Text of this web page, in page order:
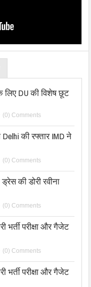
लिए DU की विशेष छूट
(0) Comments
की रफ्तार IMD ने
(0) Comments
की डोरी रवीना
(0) Comments
भर्ती परीक्षा और गैजेट
(0) Comments
भर्ती परीक्षा और गैजेट